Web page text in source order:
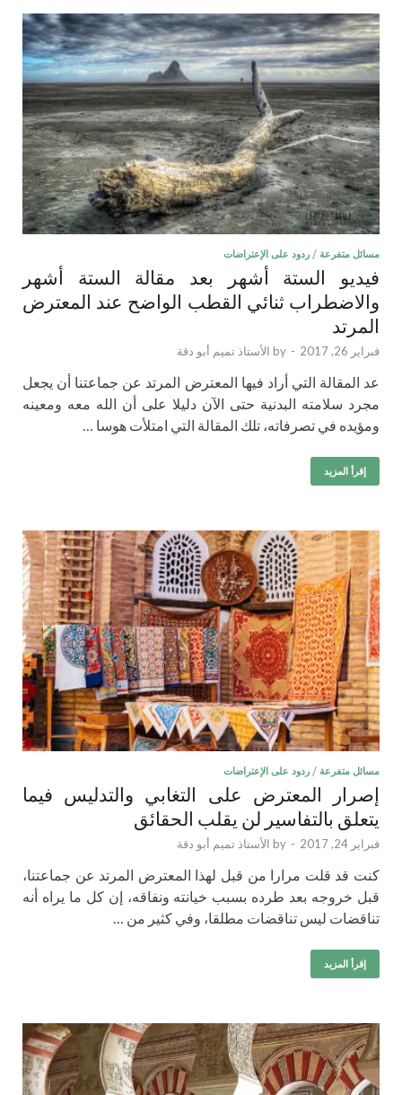
مسائل متفرعة / ردود على الإعتراضات
فيديو الستة أشهر بعد مقالة الستة أشهر
والاضطراب ثنائي القطب الواضح عند المعترض
المرتد
فبراير 26, 2017 -
by الأستاذ تميم أبو دقة
عد المقالة التي أراد فيها المعترض المرتد عن جماعتنا أن يجعل
مجرد سلامته البدنية حتى الآن دليلا على أن الله معه ومعينه
ومؤيده في تصرفاته، تلك المقالة التي امتلأت هوسا …
إقرأ المزيد
مسائل متفرعة / ردود على الإعتراضات
إصرار المعترض على التغابي والتدليس فيما
يتعلق بالتفاسير لن يقلب الحقائق
فبراير 24, 2017 -
by الأستاذ تميم أبو دقة
كنت قد قلت مرارا من قبل لهذا المعترض المرتد عن جماعتنا،
قبل خروجه بعد طرده بسبب خيانته ونفاقه، إن كل ما يراه أنه
تناقضات ليس تناقضات مطلقا، وفي كثير من …
إقرأ المزيد